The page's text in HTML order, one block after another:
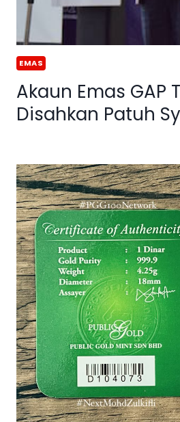
EMAS
Akaun Emas GAP
Disahkan Patuh